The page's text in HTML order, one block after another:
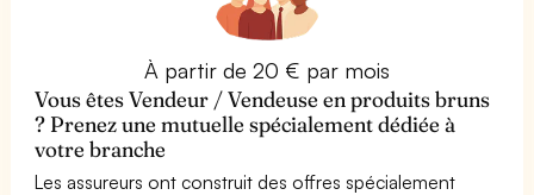
À partir de 20 € par mois
Vous êtes Vendeur / Vendeuse en produits bruns
? Prenez une mutuelle spécialement dédiée à
votre branche
Les assureurs ont construit des offres spécialement